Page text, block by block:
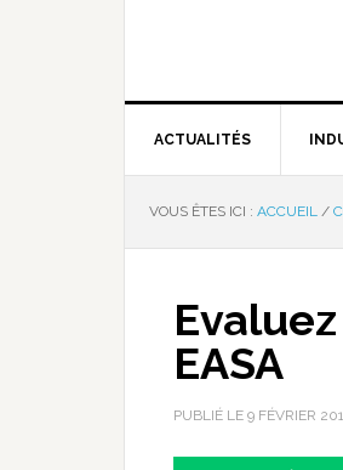
ACTUALITÉS
VOUS ÊTES ICI : ACCUEIL /
EASA
PUBLIÉ LE 9 FÉVRIER